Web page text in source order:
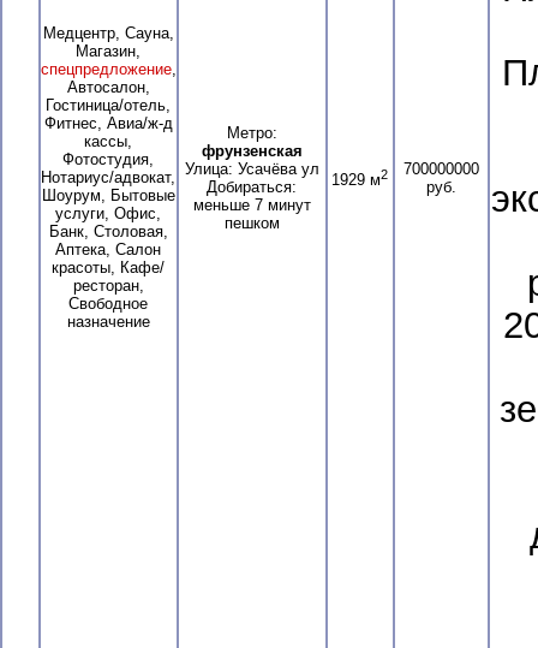
Медцентр, Сауна,
Магазин,
спецпредложение,
Автосалон,
Гостиница/отель,
Фитнес, Авиа/ж-д
кассы,
Фотостудия,
Нотариус/адвокат,
Шоурум, Бытовые
услуги, Офис,
Банк, Столовая,
Аптека, Салон
красоты, Кафе/
ресторан,
Свободное
назначение
Метро:
фрунзенская
Улица: Усачёва ул
Добираться:
меньше 7 минут
пешком
1929 м2
700000000
руб.